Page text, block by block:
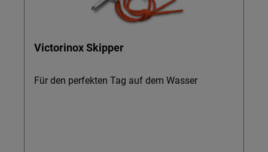
Victorinox Skipper
Für den perfekten Tag auf dem Wasser